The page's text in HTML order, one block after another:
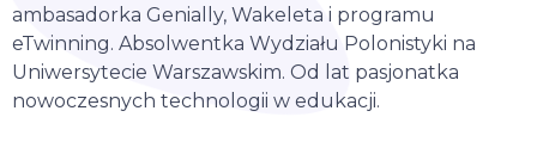
ambasadorka Genially, Wakeleta i programu
eTwinning. Absolwentka Wydziału Polonistyki na
Uniwersytecie Warszawskim. Od lat pasjonatka
nowoczesnych technologii w edukacji.